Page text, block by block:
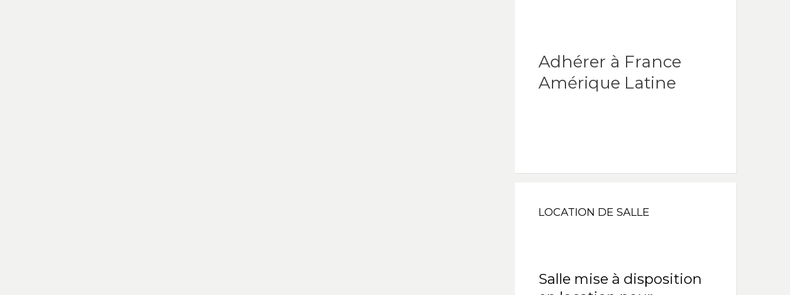
Adhérer à France
Amérique Latine
LOCATION DE SALLE
Salle mise à disposition